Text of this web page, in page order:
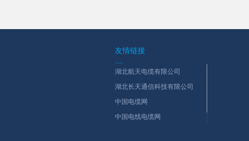
友情链接
湖北航天电缆有限公司
湖北长天通信科技有限公司
中国电缆网
中国电线电缆网